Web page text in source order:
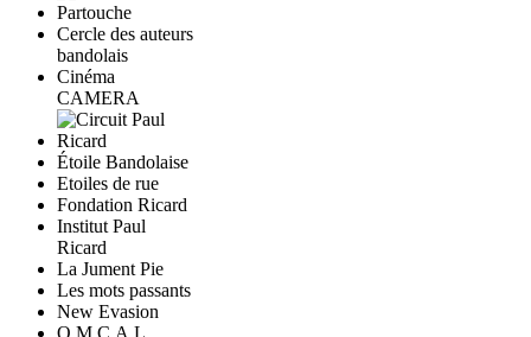
Cercle des auteurs
bandolais
Cinéma
CAMERA
Étoile Bandolaise
Etoiles de rue
Fondation Ricard
Institut Paul
Ricard
La Jument Pie
Les mots passants
New Evasion
O.M.C.A.L.